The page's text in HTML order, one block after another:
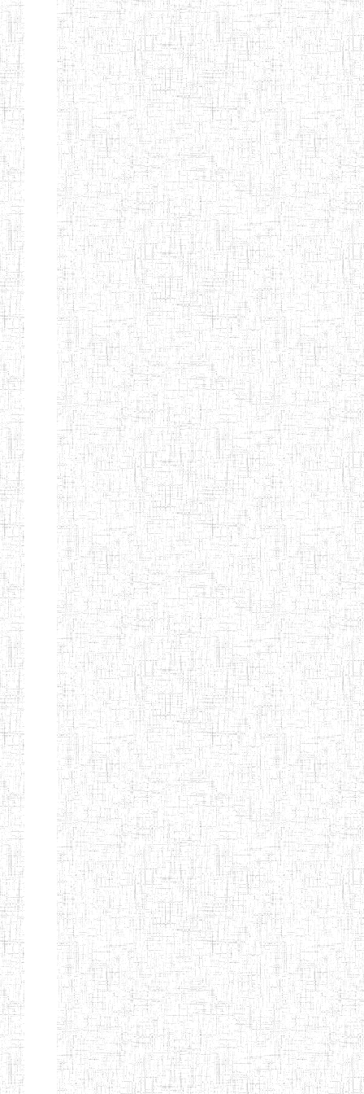
Afficher Page 11 sur 13 Total: 307
Début Préc. 4 5 6 7 8
9
13
Suivant Fin
ENIEG DE
NKONGSAMBA
01/01/1958 ENIEG
ENIEG DE
YABASSI
01/11/2001 ENIEG
ENBIEG
D'EDEA
01/01/1975 ENIEG
ENBIEG DE
DOUALA
25/08/1986 ENIEG
ENIET DE
DOUALA
05/11/1998 ENIET
ENIET DE
GAROUA
05/08/2010 ENIET
ENBIEG DE
GAROUA
01/01/1975 ENIEG
ENIEG DE
PITOA
01/01/1995 ENIEG
ENIEG DE
TCHOLLIRE
22/10/2002 ENIEG
ENIEG DE POLI 17/08/2012 ENIEG
ENIEG DE
GUIDER
10/09/2001 ENIEG
GTTC
FUNDONG
17/07/2001 ENIEG
Etablissements
d'enseignement